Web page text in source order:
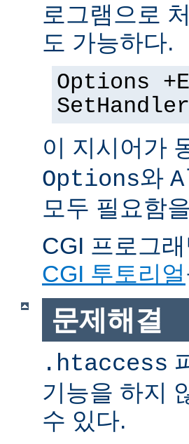
로그램으로
도 가능하다.
Options
이 지시어가
Options와
모두 필요함
CGI 프로그
CGI 투토리얼
문제해결
.htaccess
기능을 하지
수 있다.